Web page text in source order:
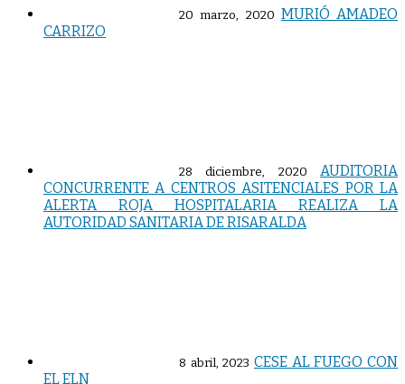
20 marzo, 2020 MURIÓ AMADEO
CARRIZO
28 diciembre, 2020
AUDITORIA
CONCURRENTE A CENTROS ASITENCIALES POR LA
ALERTA ROJA HOSPITALARIA REALIZA LA
AUTORIDAD SANITARIA DE RISARALDA
8 abril, 2023 CESE AL FUEGO CON
EL ELN